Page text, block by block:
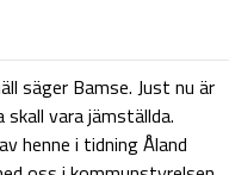
säger Bamse. Just nu är
vara jämställda.
henne i tidning Åland